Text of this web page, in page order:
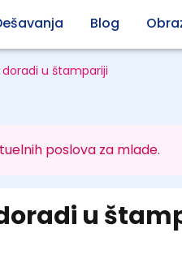
Blog
u štampariji
poslova za mlade.
u